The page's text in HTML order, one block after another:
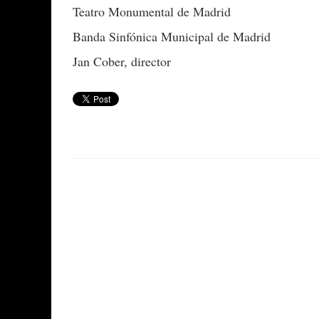
Teatro Monumental de Madrid
Banda Sinfónica Municipal de Madrid
Jan Cober, director